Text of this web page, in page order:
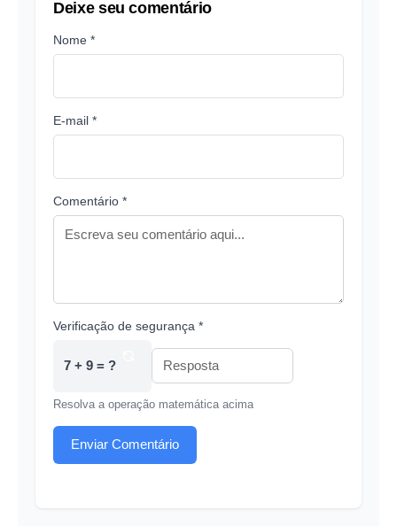
Deixe seu comentário
Nome *
E-mail *
Comentário *
Verificação de segurança *
7 + 9 = ?
Resolva a operação matemática acima
Enviar Comentário